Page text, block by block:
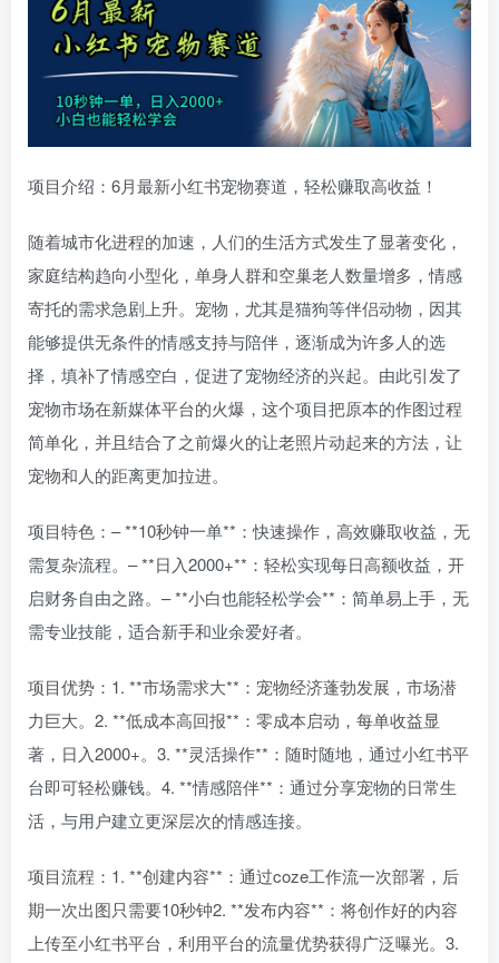
项目介绍：6月最新小红书宠物赛道，轻松赚取高收益！
随着城市化进程的加速，人们的生活方式发生了显著变化，
家庭结构趋向小型化，单身人群和空巢老人数量增多，情感
寄托的需求急剧上升。宠物，尤其是猫狗等伴侣动物，因其
能够提供无条件的情感支持与陪伴，逐渐成为许多人的选
择，填补了情感空白，促进了宠物经济的兴起。由此引发了
宠物市场在新媒体平台的火爆，这个项目把原本的作图过程
简单化，并且结合了之前爆火的让老照片动起来的方法，让
宠物和人的距离更加拉进。
项目特色：– **10秒钟一单**：快速操作，高效赚取收益，无
需复杂流程。– **日入2000+**：轻松实现每日高额收益，开
启财务自由之路。– **小白也能轻松学会**：简单易上手，无
需专业技能，适合新手和业余爱好者。
项目优势：1. **市场需求大**：宠物经济蓬勃发展，市场潜
力巨大。2. **低成本高回报**：零成本启动，每单收益显
著，日入2000+。3. **灵活操作**：随时随地，通过小红书平
台即可轻松赚钱。4. **情感陪伴**：通过分享宠物的日常生
活，与用户建立更深层次的情感连接。
项目流程：1. **创建内容**：通过coze工作流一次部署，后
期一次出图只需要10秒钟2. **发布内容**：将创作好的内容
上传至小红书平台，利用平台的流量优势获得广泛曝光。3.